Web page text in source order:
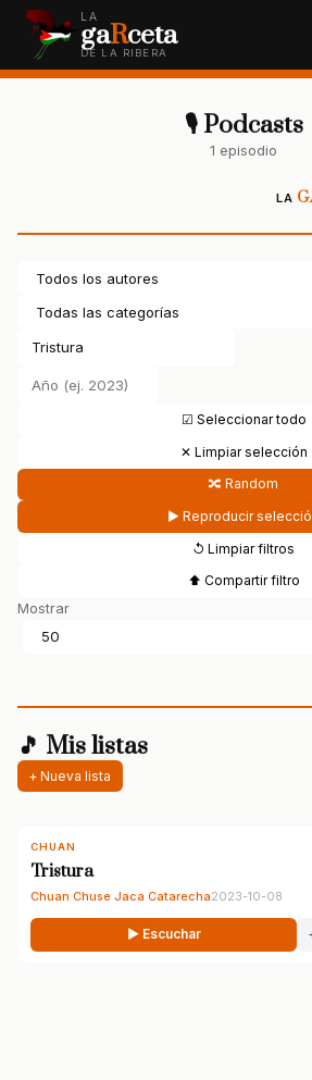
LA
gaRceta
DE LA RIBERA
🎙 Podcasts
1 episodio
LA
☑ Seleccionar todo
✕ Limpiar selección
🔀 Random
▶ Reproducir
↺ Limpiar filtros
⬆ Compartir filtro
Mostrar
🎵 Mis listas
+ Nueva lista
CHUAN
Tristura
Chuan Chuse Jaca Catarecha2023-10-08
▶ Escuchar